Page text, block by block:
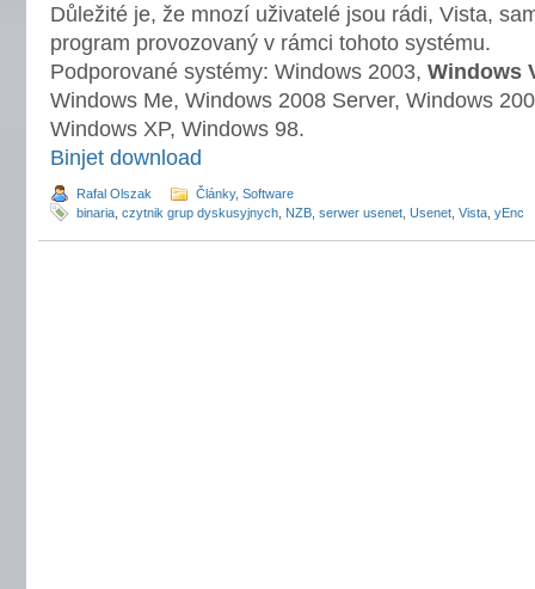
Důležité je, že mnozí uživatelé jsou rádi, Vista,
program provozovaný v rámci tohoto systému.
Podporované systémy: Windows 2003, Windows
Windows Me, Windows 2008 Server, Windows
Windows XP, Windows 98.
Binjet download
Rafal Olszak Články, Software
binaria czytnik grup dyskusyjnych NZB serwer usenet Usenet Vista yEnc